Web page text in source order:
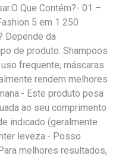
Que Contém?- 01 –
5 em 1 250
Depende da
de produto. Shampoos
frequente; máscaras
rendem melhores
Este produto pesa
ao seu comprimento
indicado (geralmente
leveza.- Posso
melhores resultados,